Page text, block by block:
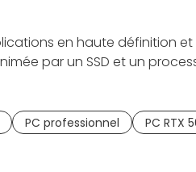
en haute définition et
par un SSD et un
occasionnel ou
qu'unPC portable ,
PC professionnel PC RTX